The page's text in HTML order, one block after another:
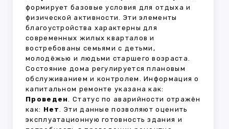
формирует базовые условия для отдыха и
физической активности. Эти элементы
благоустройства характерны для
современных жилых кварталов и
востребованы семьями с детьми,
молодёжью и людьми старшего возраста.
Состояние дома регулируется плановым
обслуживанием и контролем. Информация о
капитальном ремонте указана как:
Проведен. Статус по аварийности отражён
как: Нет. Эти данные позволяют оценить
эксплуатационную готовность здания и